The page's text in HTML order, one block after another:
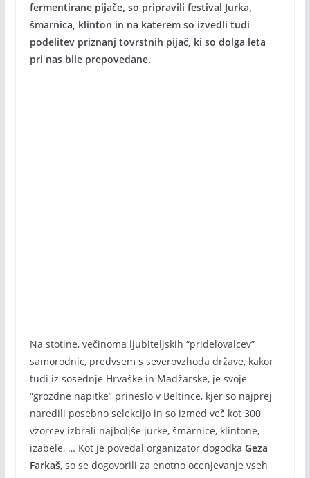
fermentirane pijače, so pripravili festival Jurka,
šmarnica, klinton in na katerem so izvedli tudi
podelitev priznanj tovrstnih pijač, ki so dolga leta
pri nas bile prepovedane.
Na stotine, večinoma ljubiteljskih “pridelovalcev”
samorodnic, predvsem s severovzhoda države, kakor
tudi iz sosednje Hrvaške in Madžarske, je svoje
“grozdne napitke” prineslo v Beltince, kjer so najprej
naredili posebno selekcijo in so izmed več kot 300
vzorcev izbrali najboljše jurke, šmarnice, klintone,
izabele, … Kot je povedal organizator dogodka Geza
Farkaš, so se dogovorili za enotno ocenjevanje vseh